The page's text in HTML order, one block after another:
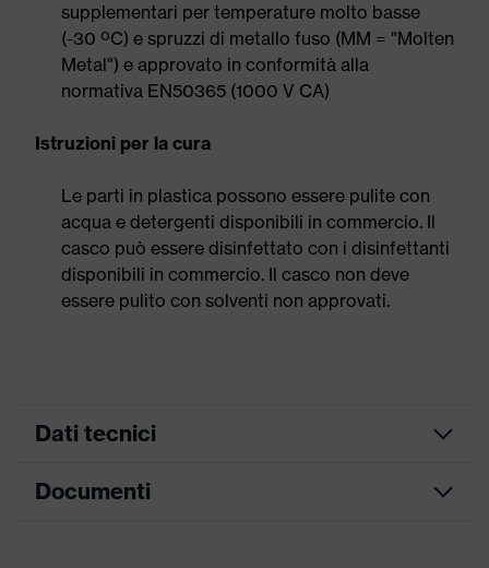
supplementari per temperature molto basse
(-30 ºC) e spruzzi di metallo fuso (MM = "Molten
Metal") e approvato in conformità alla
normativa EN50365 (1000 V CA)
Istruzioni per la cura
Le parti in plastica possono essere pulite con
acqua e detergenti disponibili in commercio. Il
casco può essere disinfettato con i disinfettanti
disponibili in commercio. Il casco non deve
essere pulito con solventi non approvati.
Dati tecnici
ricerca colore
Documenti